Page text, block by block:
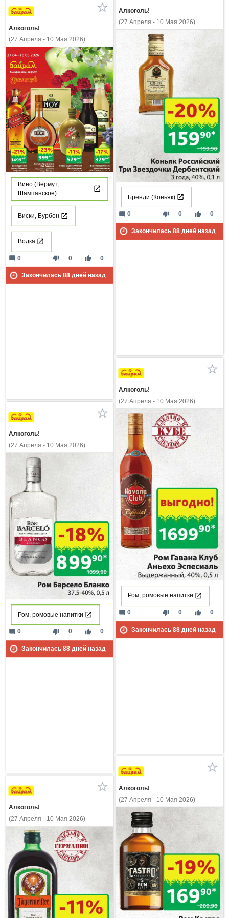
Алкоголь!
(27 Апреля - 10 Мая 2026)
Бренди (Коньяк)
thumb_down 0 thumb_up 0
mode_comment 0
Закончилась 88дней назад
Алкоголь!
(27 Апреля - 10 Мая 2026)
Вино (Вермут,
Шампанское)
Виски, Бурбон
Водка
thumb_down 0 thumb_up 0
mode_comment 0
Закончилась 88дней назад
Алкоголь!
(27 Апреля - 10 Мая 2026)
Ром, ромовые напитки
thumb_down 0 thumb_up 0
mode_comment 0
Закончилась 88дней назад
Алкоголь!
(27 Апреля - 10 Мая 2026)
Ром, ромовые напитки
thumb_down 0 thumb_up 0
mode_comment 0
Закончилась 88дней назад
Алкоголь!
(27 Апреля - 10 Мая 2026)
Алкоголь!
(27 Апреля - 10 Мая 2026)